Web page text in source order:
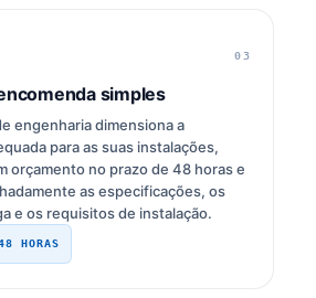
03
simples
engenharia dimensiona a
para as suas instalações,
orçamento no prazo de 48 horas e
as especificações, os
e os requisitos de instalação.
HORAS